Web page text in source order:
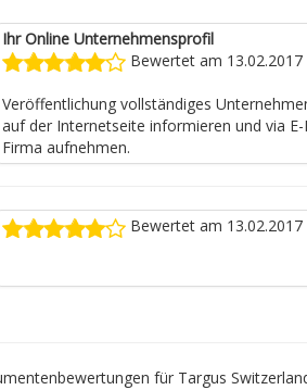
Ihr Online Unternehmensprofil
Bewertet am 13.02.2017
Veröffentlichung vollständiges
auf der Internetseite informieren und via
Firma aufnehmen.
Bewertet am 13.02.2017
für Targus